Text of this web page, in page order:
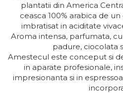
plantatii din America
ceasca 100% arabica de
imbratisat in aciditate
Aroma intensa, parfumata,
padure, ciocolata
Amestecul este conceput si
in aparate profesionale,
impresionanta si in